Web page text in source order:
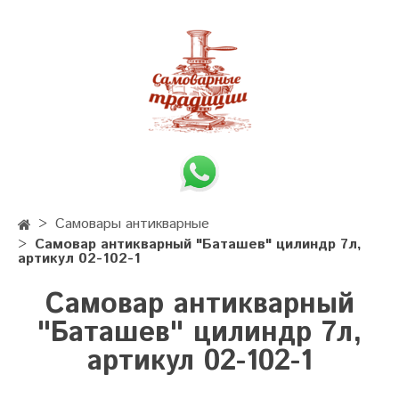
Самовары антикварные
Самовар антикварный "Баташев" цилиндр 7л,
артикул 02-102-1
Самовар антикварный
"Баташев" цилиндр 7л,
артикул 02-102-1